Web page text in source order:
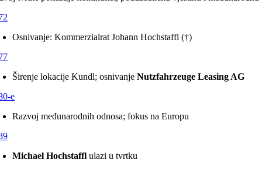
Osnivanje: Kommerzialrat Johann Hochstaffl (†)
Širenje lokacije Kundl; osnivanjeNutzfahrzeuge Leasing AG
e
Razvoj međunarodnih odnosa; fokus na Europu
Michael Hochstaffl ulazi u tvrtku